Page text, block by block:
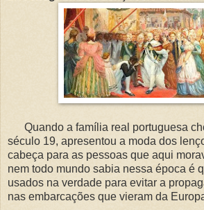
Quando a família real portuguesa
século 19, apresentou a moda dos
cabeça para as pessoas que aqui
nem todo mundo sabia nessa época é
usados na verdade para evitar a
nas embarcações que vieram da